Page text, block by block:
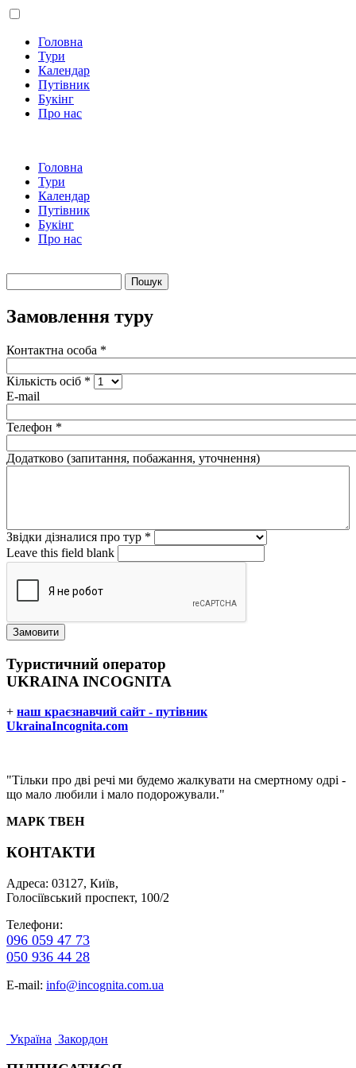
Головна
Тури
Календар
Путівник
Букінг
Про нас
Головна
Тури
Календар
Путівник
Букінг
Про нас
Замовлення туру
Контактна особа *
Кількість осіб *
E-mail
Телефон *
Додатково (запитання, побажання, уточнення)
Звідки дізналися про тур *
Leave this field blank
Туристичний оператор
UKRAINA INCOGNITA
+ наш краєзнавчий сайт - путівник
UkrainaIncognita.com
"Тільки про дві речі ми будемо жалкувати на смертному одрі -
що мало любили і мало подорожували."
МАРК ТВЕН
КОНТАКТИ
Адреса: 03127, Київ,
Голосіївський проспект, 100/2
Телефони:
096 059 47 73
050 936 44 28
E-mail: info@incognita.com.ua
Україна Закордон